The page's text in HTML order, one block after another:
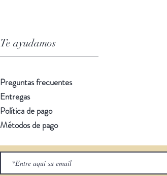
Te ayudamos
Preguntas frecuentes
Entregas
Política de pago
Métodos de pago